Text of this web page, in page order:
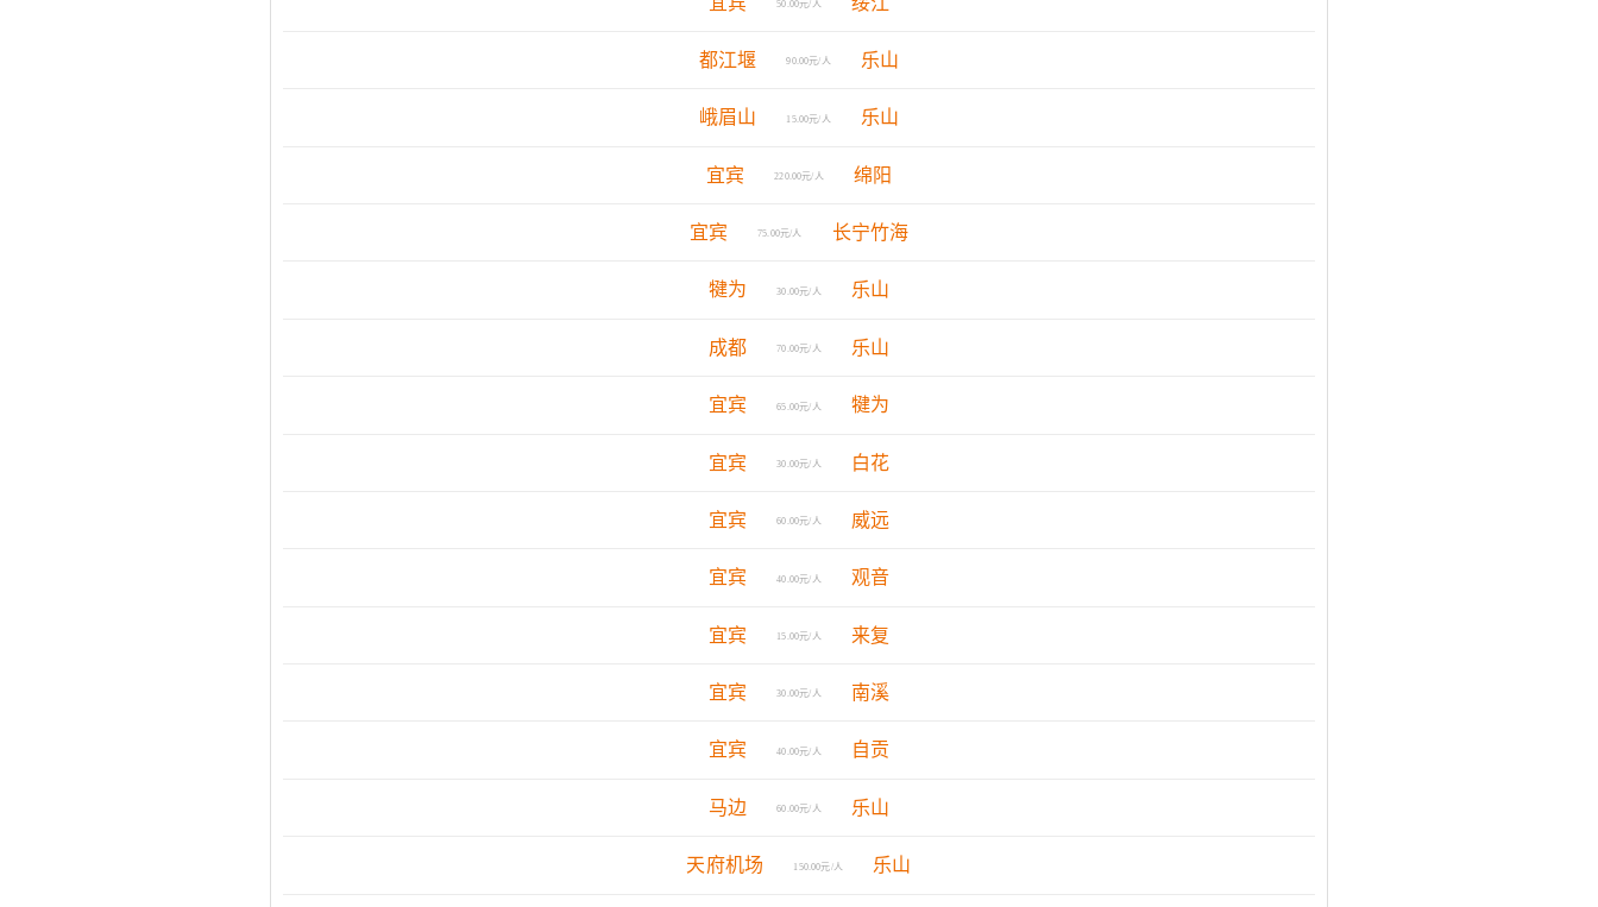
50.00元/人
都江堰 90.00元/人 乐山
峨眉山 15.00元/人 乐山
宜宾 220.00元/人 绵阳
宜宾 75.00元/人 长宁竹海
犍为 30.00元/人 乐山
成都 70.00元/人 乐山
宜宾 65.00元/人 犍为
宜宾 30.00元/人 白花
宜宾 60.00元/人 威远
宜宾 40.00元/人 观音
宜宾 15.00元/人 来复
宜宾 30.00元/人 南溪
宜宾 40.00元/人 自贡
马边 60.00元/人 乐山
天府机场 150.00元/人 乐山